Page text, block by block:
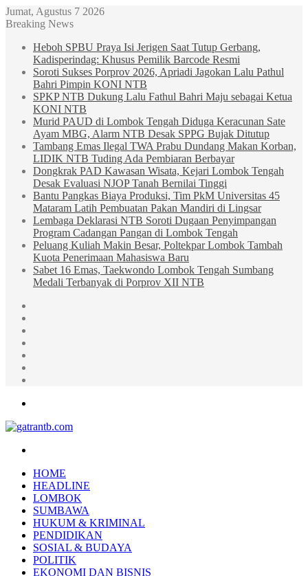
Jumat, Agustus 7 2026
Breaking News
Heboh SPBU Praya Isi Jerigen Saat Tutup Gerbang,
Kadisperindag: Khusus Pemilik Barcode Resmi
Soroti Sukses Porprov 2026, Apriadi Jagokan Lalu Pathul
Bahri Pimpin KONI NTB
SPKP NTB Dukung Lalu Fathul Bahri Maju sebagai Ketua
KONI NTB
Murid PAUD di Lombok Tengah Diduga Keracunan Sate
Ayam MBG, Alarm NTB Desak SPPG Bujak Ditutup
Tambang Emas Ilegal TWA Prabu Dundang Makan Korban,
LIDIK NTB Tuding Ada Pembiaran Berbayar
Dongkrak PAD Kawasan Wisata, Kejari Lombok Tengah
Desak Evaluasi NJOP Tanah Bernilai Tinggi
Bantu Pangkas Biaya Produksi, Tim PkM Universitas 45
Mataram Latih Pembuatan Pakan Mandiri di Lingsar
Lembaga Deklarasi NTB Soroti Dugaan Penyimpangan
Program Cadangan Pangan di Lombok Tengah
Peluang Kuliah Makin Besar, Poltekpar Lombok Tambah
Kuota Penerimaan Mahasiswa Baru
Sabet 16 Emas, Taekwondo Lombok Tengah Sumbang
Medali Terbanyak di Porprov XII NTB
HOME
HEADLINE
LOMBOK
SUMBAWA
HUKUM & KRIMINAL
PENDIDIKAN
SOSIAL & BUDAYA
POLITIK
EKONOMI DAN BISNIS